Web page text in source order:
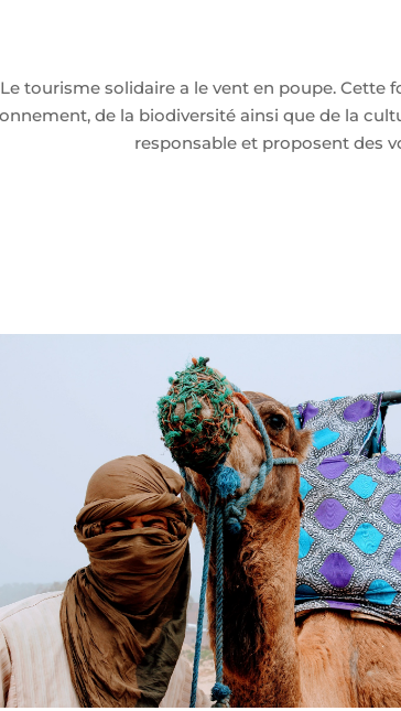
Le tourisme solidaire a le vent en poupe.
de la biodiversité ainsi que de la
responsable et proposent des